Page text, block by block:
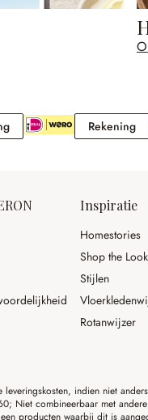
Vooruitbetaling Rekening
Inspiratie
Homestories
Shop the
Stijlen
Rotanwijzer
leveringskosten, indien niet
Niet combineerbaar met
producten waarbij dit is